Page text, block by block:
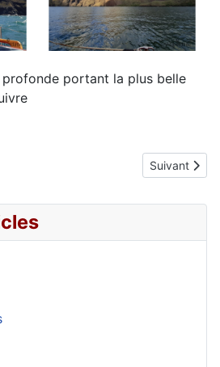
profonde portant la plus belle
Hiva Article
Suivant